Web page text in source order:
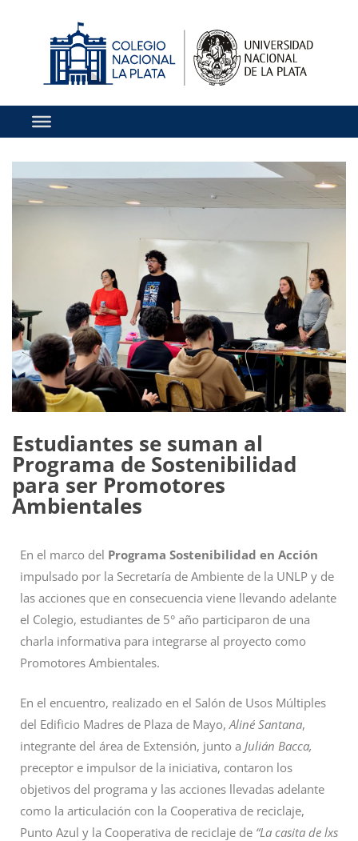
Estudiantes se suman al
Programa de Sostenibilidad
para ser Promotores
Ambientales
En el marco del Programa Sostenibilidad en Acción
impulsado por la Secretaría de Ambiente de la UNLP y de
las acciones que en consecuencia viene llevando adelante
el Colegio, estudiantes de 5° año participaron de una
charla informativa para integrarse al proyecto como
Promotores Ambientales.
En el encuentro, realizado en el Salón de Usos Múltiples
del Edificio Madres de Plaza de Mayo, Aliné Santana,
integrante del área de Extensión, junto a Julián Bacca,
preceptor e impulsor de la iniciativa, contaron los
objetivos del programa y las acciones llevadas adelante
como la articulación con la Cooperativa de reciclaje,
Punto Azul y la Cooperativa de reciclaje de “La casita de lxs